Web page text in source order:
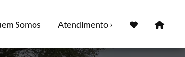
Somos Atendimento ›